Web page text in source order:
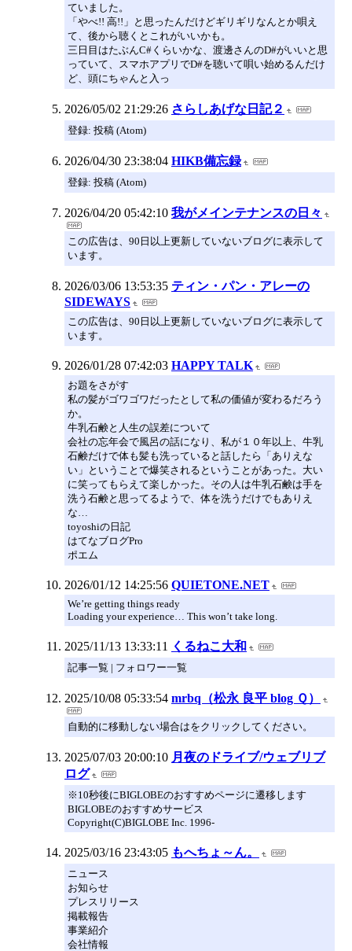
ていました。
「やべ!! 高!!」と思ったんだけどギリギリなんとか唄え
て、後から聴くとこれがいいかも。
三日目はたぶんC#くらいかな、渡邊さんのD#がいいと思
っていて、スマホアプリでD#を聴いて唄い始めるんだけ
ど、頭にちゃんと入っ
2026/05/02 21:29:26 さらしあげな日記２
登録: 投稿 (Atom)
2026/04/30 23:38:04 HIKB備忘録
登録: 投稿 (Atom)
2026/04/20 05:42:10 我がメインテナンスの日々
この広告は、90日以上更新していないブログに表示して
います。
2026/03/06 13:53:35 ティン・パン・アレーの
SIDEWAYS
この広告は、90日以上更新していないブログに表示して
います。
2026/01/28 07:42:03 HAPPY TALK
お題をさがす
私の髪がゴワゴワだったとして私の価値が変わるだろう
か。
牛乳石鹸と人生の誤差について
会社の忘年会で風呂の話になり、私が１０年以上、牛乳
石鹸だけで体も髪も洗っていると話したら「ありえな
い」ということで爆笑されるということがあった。大い
に笑ってもらえて楽しかった。その人は牛乳石鹸は手を
洗う石鹸と思ってるようで、体を洗うだけでもありえ
な…
toyoshiの日記
はてなブログPro
ポエム
2026/01/12 14:25:56 QUIETONE.NET
We’re getting things ready
Loading your experience… This won’t take long.
2025/11/13 13:33:11 くるねこ大和
記事一覧 | フォロワー一覧
2025/10/08 05:33:54 mrbq（松永 良平 blog Ｑ）
自動的に移動しない場合はをクリックしてください。
2025/07/03 20:00:10 月夜のドライブ/ウェブリブ
ログ
※10秒後にBIGLOBEのおすすめページに遷移します
BIGLOBEのおすすめサービス
Copyright(C)BIGLOBE Inc. 1996-
2025/03/16 23:43:05 もへちょ～ん。
ニュース
お知らせ
プレスリリース
掲載報告
事業紹介
会社情報